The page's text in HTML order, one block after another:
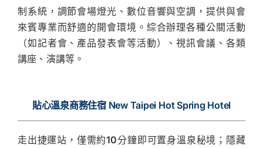
制系統，調節會場燈光、數位音響與空調，提供與會
來賓專業而舒適的開會環境。綜合辦理各種公關活動
（如記者會、產品發表會等活動）、視訊會議、各類
講座、演講等。
貼心溫泉商務住宿 New Taipei Hot Spring Hotel
走出捷運站，僅需約10分鐘即可置身溫泉秘境；隱藏